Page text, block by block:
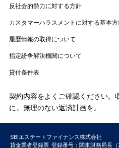
反社会的勢力に対する方針
カスタマーハラスメントに対する基本
履歴情報の取得について
指定紛争解決機関について
貸付条件表
契約内容をよくご確認ください。
に。無理のない返済計画を。
SBIエステートファイナンス株式会社
貸金業者登録票 登録番号：関東財務局長